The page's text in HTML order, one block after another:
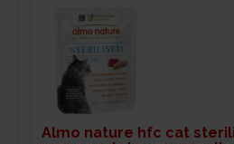
Almo nature hfc cat